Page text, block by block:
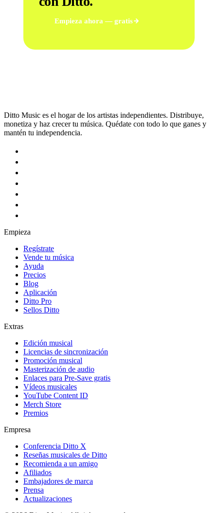
Empieza ahora — gratis
Ditto Music es el hogar de los artistas independientes. Distribuye,
monetiza y haz crecer tu música. Quédate con todo lo que ganes y
mantén tu independencia.
Empieza
Regístrate
Vende tu música
Ayuda
Precios
Blog
Aplicación
Ditto Pro
Sellos Ditto
Extras
Edición musical
Licencias de sincronización
Promoción musical
Masterización de audio
Enlaces para Pre-Save gratis
Vídeos musicales
YouTube Content ID
Merch Store
Premios
Empresa
Conferencia Ditto X
Reseñas musicales de Ditto
Recomienda a un amigo
Afiliados
Embajadores de marca
Prensa
Actualizaciones